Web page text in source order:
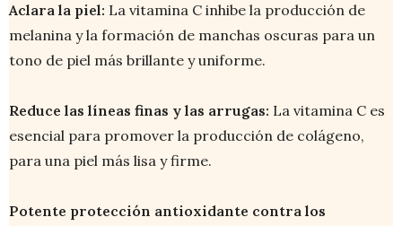
Aclara la piel: La vitamina C inhibe la producción de
melanina y la formación de manchas oscuras para un
tono de piel más brillante y uniforme.
Reduce las líneas finas y las arrugas: La vitamina C es
esencial para promover la producción de colágeno,
para una piel más lisa y firme.
Potente protección antioxidante contra los